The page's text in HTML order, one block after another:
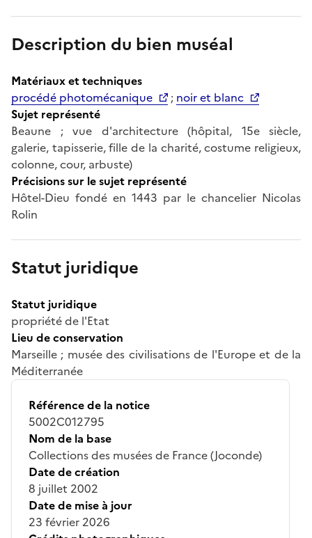
Description du bien muséal
Matériaux et techniques
procédé photomécanique
; noir et blanc
Sujet représenté
Beaune ; vue d'architecture (hôpital, 15e siècle,
galerie, tapisserie, fille de la charité, costume religieux,
colonne, cour, arbuste)
Précisions sur le sujet représenté
Hôtel-Dieu fondé en 1443 par le chancelier Nicolas
Rolin
Statut juridique
Statut juridique
propriété de l'Etat
Lieu de conservation
Marseille ; musée des civilisations de l'Europe et de la
Méditerranée
Référence de la notice
5002C012795
Nom de la base
Collections des musées de France (Joconde)
Date de création
8 juillet 2002
Date de mise à jour
23 février 2026